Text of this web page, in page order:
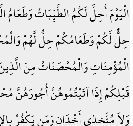
الْيَوْمَ أُحِلَّ لَكُمُ الطَّيِّبَاتُ وَطَعَامُ
حِلٌّ لَّكُمْ وَطَعَامُكُمْ حِلُّ لَّهُمْ
الْمُؤْمِنَاتِ وَالْمُحْصَنَاتُ مِنَ
قَبْلِكُمْ إِذَا آتَيْتُمُوهُنَّ أُجُورَهُنَّ
وَلاَ مُتَّخِذِي أَخْدَانٍ وَمَن يَكْفُرْ